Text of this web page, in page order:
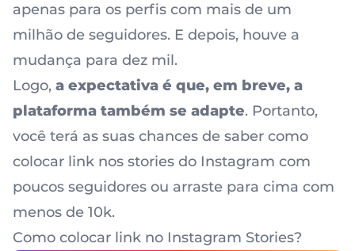
apenas para os perfis com mais de um
milhão de seguidores. E depois, houve a
mudança para dez mil.
Logo, a expectativa é que, em breve, a
plataforma também se adapte. Portanto,
você terá as suas chances de saber como
colocar link nos stories do Instagram com
poucos seguidores ou arraste para cima com
menos de 10k.
Como colocar link no Instagram Stories?